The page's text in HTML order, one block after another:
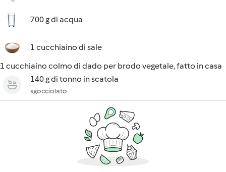
700 g di acqua
1 cucchiaino di sale
1 cucchiaino colmo di dado per brodo vegetale, fatto in casa
140 g di tonno in scatola
sgocciolato